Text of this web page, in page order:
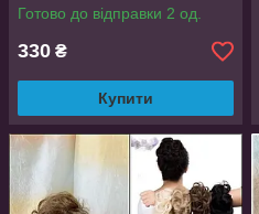
Готово до відправки 2 од.
330 ₴
Купити